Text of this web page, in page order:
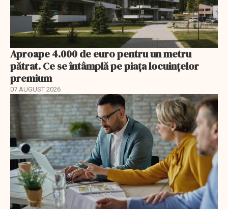
Aproape 4.000 de euro pentru un metru
pătrat. Ce se întâmplă pe piața locuințelor
premium
07 AUGUST 2026